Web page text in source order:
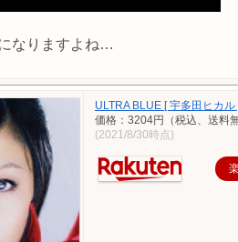
なりますよね…
ULTRA BLUE [ 宇多田ヒカル
価格：3204円（税込、送料
(2021/8/30時点)